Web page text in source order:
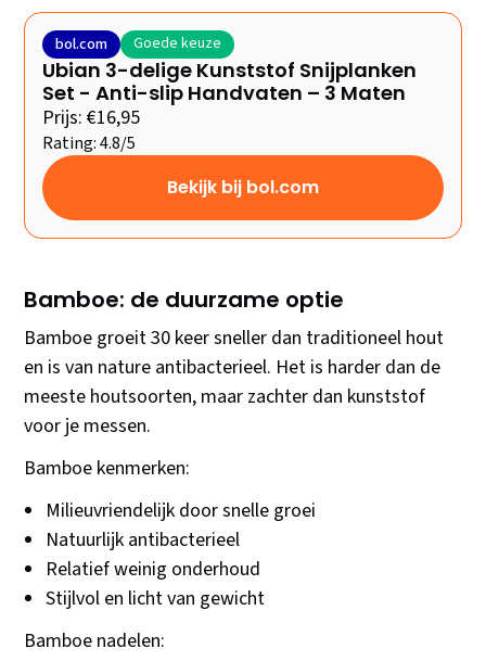
bol.com Goede keuze
Ubian 3-delige Kunststof Snijplanken
Set - Anti-slip Handvaten – 3 Maten
Prijs: €16,95
Rating: 4.8/5
Bekijk bij bol.com
Bamboe: de duurzame optie
Bamboe groeit 30 keer sneller dan traditioneel hout
en is van nature antibacterieel. Het is harder dan de
meeste houtsoorten, maar zachter dan kunststof
voor je messen.
Bamboe kenmerken:
Milieuvriendelijk door snelle groei
Natuurlijk antibacterieel
Relatief weinig onderhoud
Stijlvol en licht van gewicht
Bamboe nadelen: